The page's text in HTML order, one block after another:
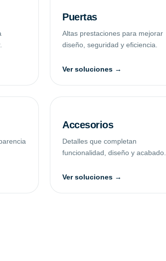
Puertas
Altas prestaciones para mejorar
diseño, seguridad y eficiencia.
Ver soluciones →
Accesorios
Detalles que completan
funcionalidad, diseño y acabado.
Ver soluciones →